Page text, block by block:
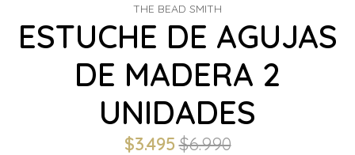
THE BEAD SMITH
ESTUCHE DE AGUJAS
DE MADERA 2
UNIDADES
$3.495$6.990